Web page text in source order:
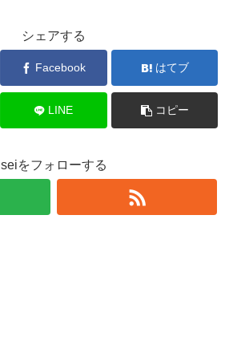
シェアする
Facebook はてブ
LINE コピー
seiをフォローする